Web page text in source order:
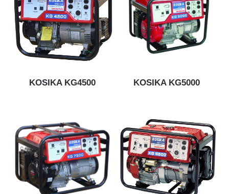
KOSIKA KG4500 KOSIKA KG5000